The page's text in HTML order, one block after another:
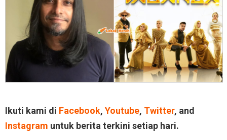
Ikuti kami di Facebook, Youtube, Twitter, and
Instagram untuk berita terkini setiap hari.